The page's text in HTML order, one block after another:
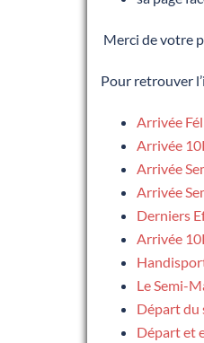
Merci de votre
Pour retrouver
Arrivée
Arrivée
Arrivée
Arrivée
Derniers
Arrivée
Le Semi-
Départ du
Départ et